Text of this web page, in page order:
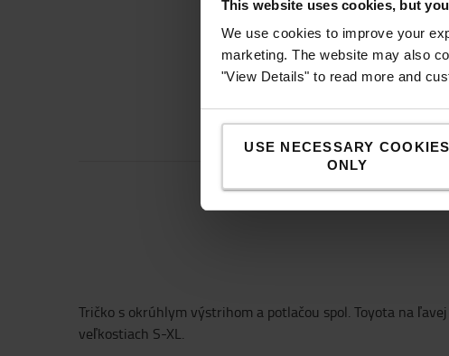
This website uses cookies, but
We use cookies to improve your
marketing. The website may also
"View Details" to read more and
USE NECESSARY COOKIES
ONLY
Tričko s okrúhlym výstrihom a potlačou spol. Toyota na
veľkostiach S-XL.